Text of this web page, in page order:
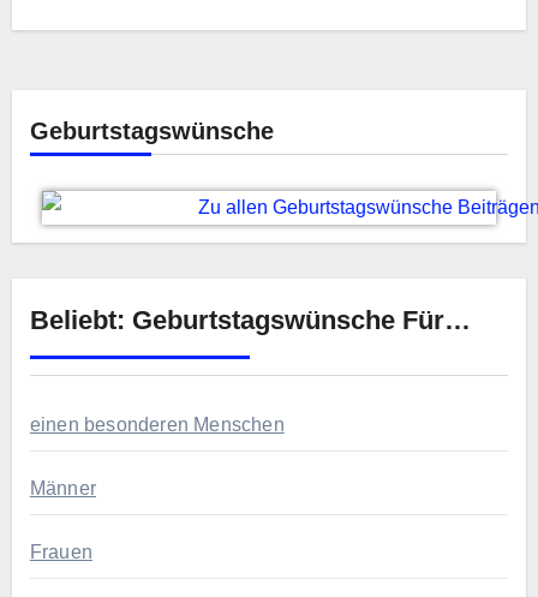
Geburtstagswünsche
Beliebt: Geburtstagswünsche Für…
einen besonderen Menschen
Männer
Frauen